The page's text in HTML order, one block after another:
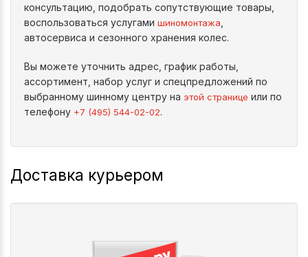
консультацию, подобрать сопутствующие товары,
воспользоваться услугами шиномонтажа
автосервиса и сезонного хранения колес.
Вы можете уточнить адрес, график работы,
ассортимент, набор услуг и спецпредложений по
выбранному шинному центру на этой странице или по
телефону +7 (495) 544-02-02.
Доставка курьером